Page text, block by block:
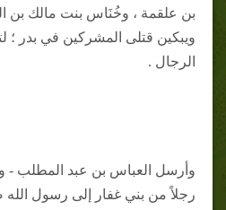
بن علقمة ، وخُنَاس بنت مالك بن
ويبكين قتلى المشركين في بدر ؛
الرجال .
وأرسل العباس بن عبد المطلب -
رجلاً من بني غفار إلى رسول الله